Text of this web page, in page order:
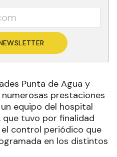
Punta de Agua y
prestaciones
equipo del hospital
tuvo por finalidad
el control periódico que
en los distintos